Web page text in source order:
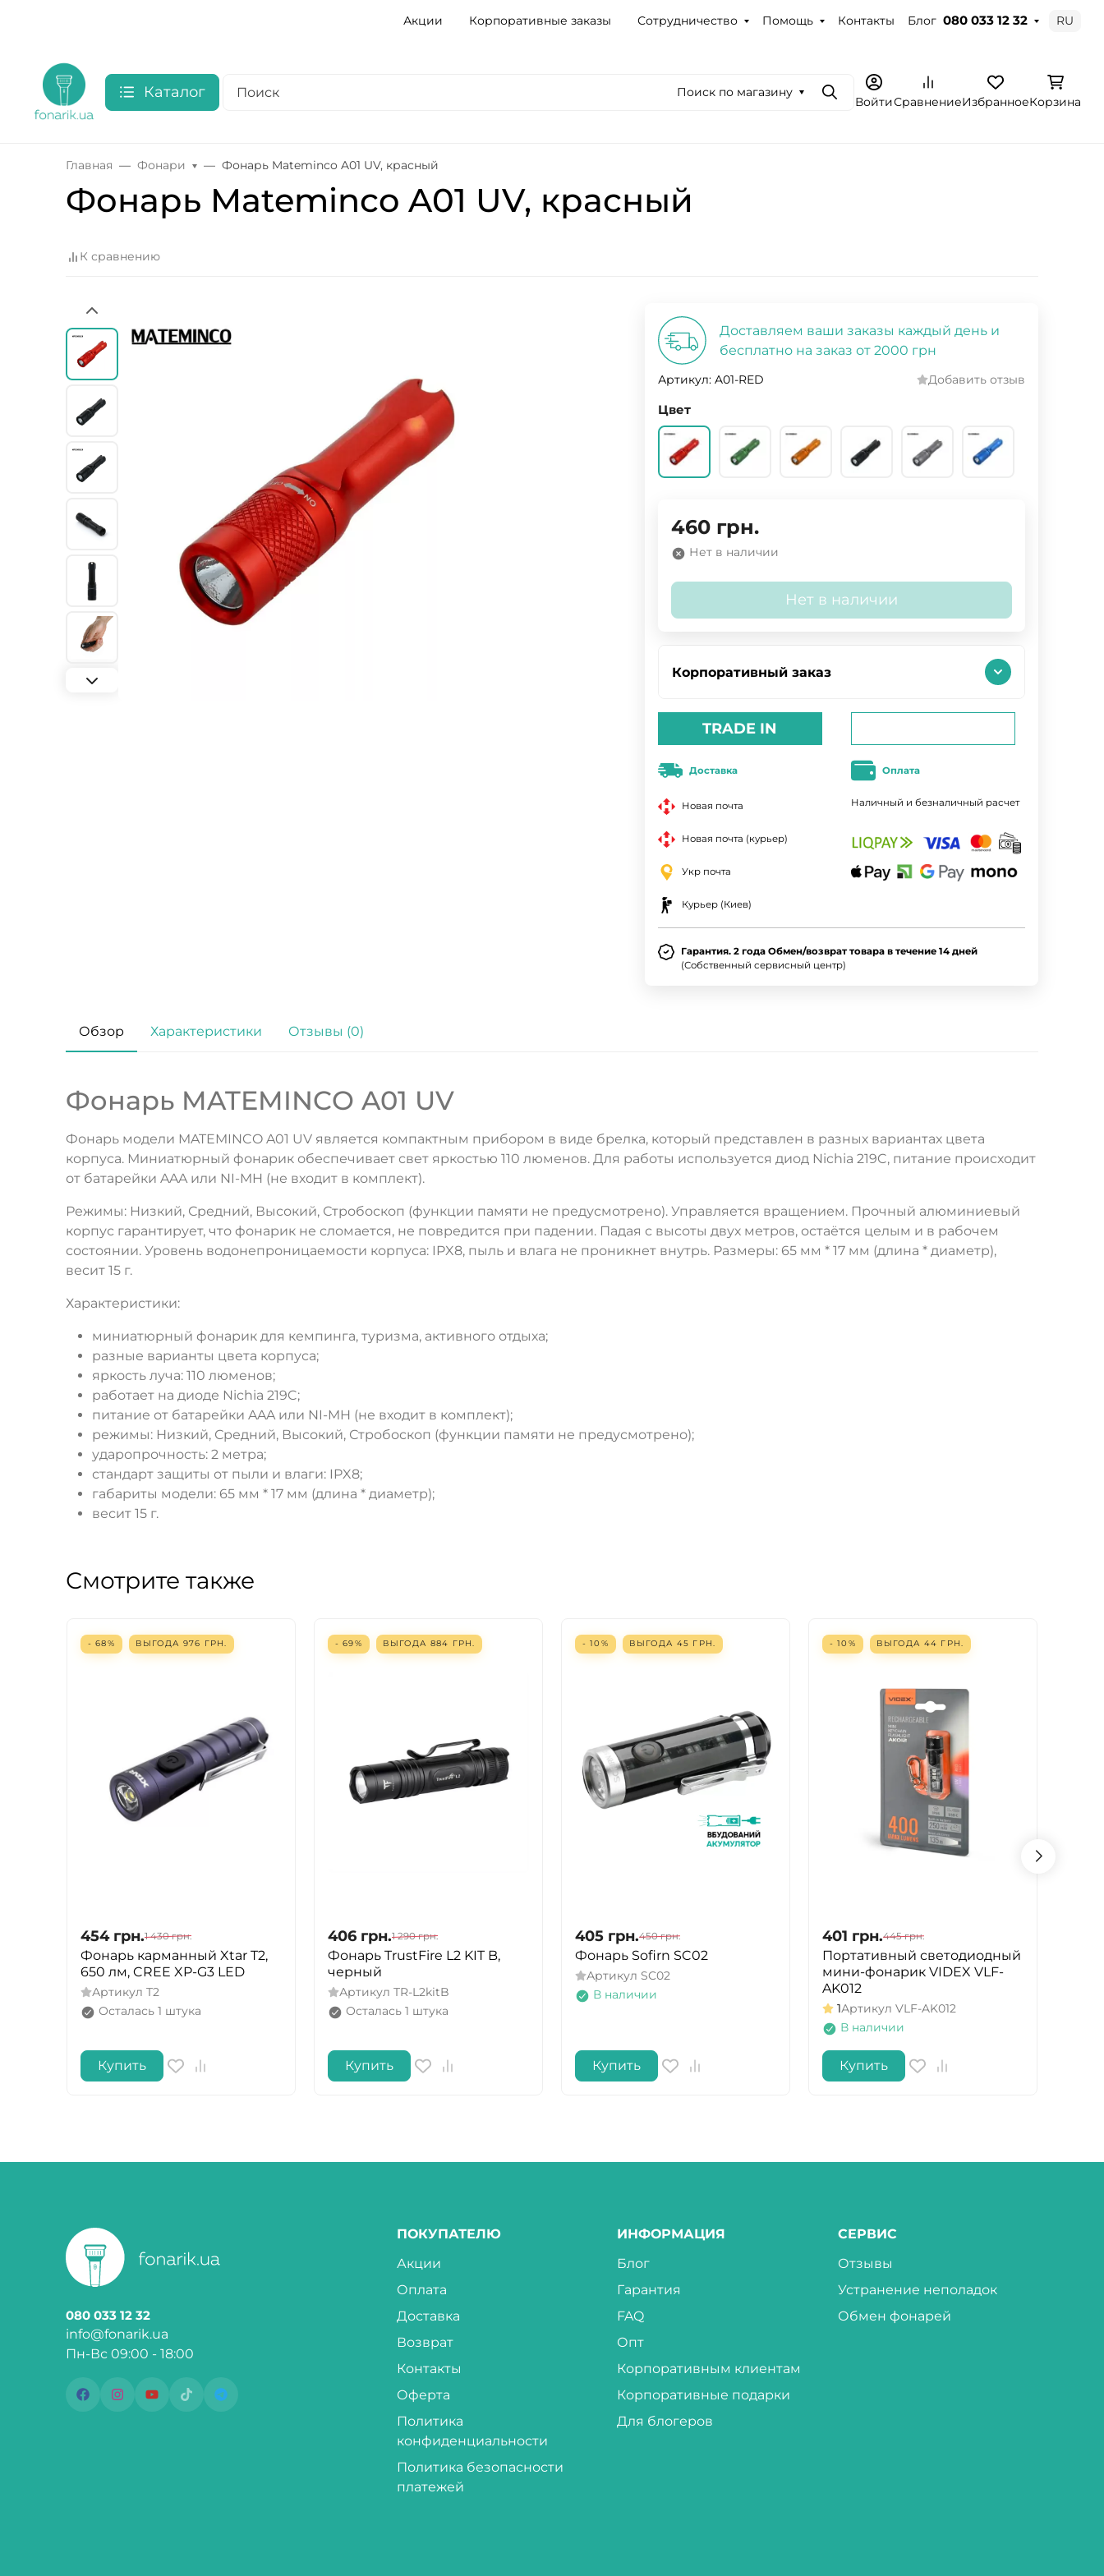
Акции Корпоративные заказы Сотрудничество Помощь Контакты Блог 080 033 12 32 RU
Каталог Поиск по магазину
ПоискВойтиСравнениеИзбранноеКорзина
Главная Фонари Фонарь Mateminсo A01 UV, красный
Фонарь Mateminсo A01 UV, красный
К сравнению
Доставляем ваши заказы каждый день и
бесплатно на заказ от 2000 грн
Артикул: A01-RED Добавить отзыв
Цвет
460 грн.
Нет в наличии
Нет в наличии
Корпоративный заказ
TRADE IN
Доставка
Новая почта
Новая почта (курьер)
Укр почта
Курьер (Киев)
Оплата
Наличный и безналичный расчет
Гарантия. 2 года Обмен/возврат товара в течение 14 дней
(Собственный сервисный центр)
Обзор Характеристики Отзывы (0)
Фонарь MATEMINCO A01 UV
Фонарь модели MATEMINCO A01 UV является компактным прибором в виде брелка, который представлен в разных вариантах цвета
корпуса. Миниатюрный фонарик обеспечивает свет яркостью 110 люменов. Для работы используется диод Nichia 219C, питание происходит
от батарейки AAA или NI-MH (не входит в комплект).
Режимы: Низкий, Средний, Высокий, Стробоскоп (функции памяти не предусмотрено). Управляется вращением. Прочный алюминиевый
корпус гарантирует, что фонарик не сломается, не повредится при падении. Падая с высоты двух метров, остаётся целым и в рабочем
состоянии. Уровень водонепроницаемости корпуса: IPX8, пыль и влага не проникнет внутрь. Размеры: 65 мм * 17 мм (длина * диаметр),
весит 15 г.
Характеристики:
миниатюрный фонарик для кемпинга, туризма, активного отдыха;
разные варианты цвета корпуса;
яркость луча: 110 люменов;
работает на диоде Nichia 219C;
питание от батарейки AAA или NI-MH (не входит в комплект);
режимы: Низкий, Средний, Высокий, Стробоскоп (функции памяти не предусмотрено);
ударопрочность: 2 метра;
стандарт защиты от пыли и влаги: IPX8;
габариты модели: 65 мм * 17 мм (длина * диаметр);
весит 15 г.
Смотрите также
- 68% ВЫГОДА 976 ГРН.
454 грн.1 430 грн.
Фонарь карманный Xtar T2,
650 лм, CREE XP-G3 LED
Артикул T2
Осталась 1 штука
Купить
- 69% ВЫГОДА 884 ГРН.
406 грн.1 290 грн.
Фонарь TrustFire L2 KIT B,
черный
Артикул TR-L2kitB
Осталась 1 штука
Купить
- 10% ВЫГОДА 45 ГРН.
405 грн.450 грн.
Фонарь Sofirn SC02
Артикул SC02
В наличии
Купить
- 10% ВЫГОДА 44 ГРН.
401 грн.445 грн.
Портативный светодиодный
мини-фонарик VIDEX VLF-
AK012
1Артикул VLF-AK012
В наличии
Купить
080 033 12 32
info@fonarik.ua
Пн-Вс 09:00 - 18:00
ПОКУПАТЕЛЮ
Акции
Оплата
Доставка
Возврат
Контакты
Оферта
Политика
конфиденциальности
Политика безопасности
платежей
ИНФОРМАЦИЯ
Блог
Гарантия
FAQ
Опт
Корпоративным клиентам
Корпоративные подарки
Для блогеров
СЕРВИС
Отзывы
Устранение неполадок
Обмен фонарей